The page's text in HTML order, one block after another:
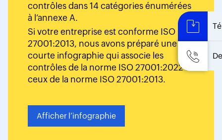
contrôles dans 14 catégories énumérées
à l’annexe A.
Si votre entreprise est conforme ISO
27001:2013, nous avons préparé une
courte infographie qui associe les
contrôles de la norme ISO 27001:2022 à
ceux de la norme ISO 27001:2013.
Afficher l’infographie